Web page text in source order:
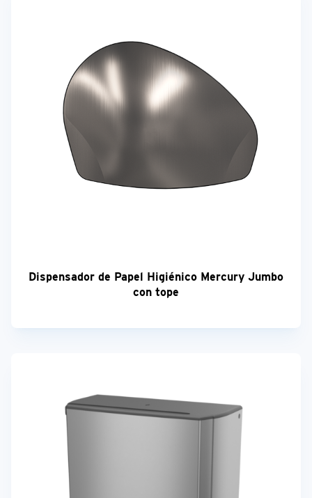
Dispensador de Papel Higiénico Mercury Jumbo
con tope